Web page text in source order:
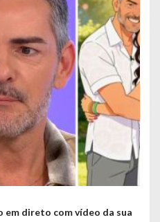
em direto com vídeo da sua